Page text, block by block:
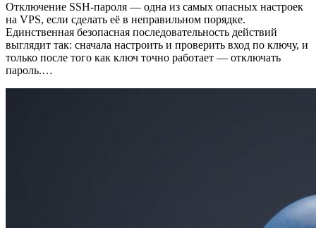
Отключение SSH-пароля — одна из самых опасных настроек
на VPS, если сделать её в неправильном порядке.
Единственная безопасная последовательность действий
выглядит так: сначала настроить и проверить вход по ключу, и
только после того как ключ точно работает — отключать
пароль.…